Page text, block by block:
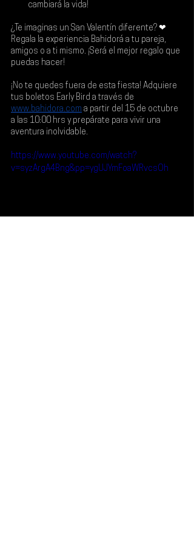
cambiará la vida!
¿Te imaginas un San Valentín diferente? ❤
Regala la experiencia Bahidorá a tu pareja,
amigos o a ti mismo. ¡Será el mejor regalo que
puedas hacer!
¡No te quedes fuera de esta fiesta! Adquiere
tus boletos Early Bird a través de
www.bahidora.com a partir del 15 de octubre
a las 10:00 hrs y prepárate para vivir una
aventura inolvidable.
https://www.youtube.com/watch?
v=syzArgA4Bng&pp=ygUJYmFoaWRvcsOh